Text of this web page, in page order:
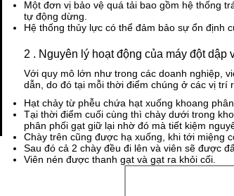
Một đơn vị bảo vệ quá tải bao gồm hệ thống
tự động dừng.
Hệ thống thủy lực có thể đảm bảo sự ổn định
2 . Nguyên lý hoạt động của máy đột dập
Với quy mô lớn như trong các doanh nghiệp,
dẫn, do đó tại mỗi thời điểm chúng ở các vị
Hạt chảy từ phễu chứa hạt xuống khoang
Tại thời điểm cuối cùng thì chày dưới trong
phân phối gạt giữ lại nhờ đó mà tiết kiệm
Chày trên cũng được hạ xuống, khi tới miệng
Sau đó cả 2 chày đều đi lên và viên sẽ được
Viên nén được thanh gạt và gạt ra khỏi cối.